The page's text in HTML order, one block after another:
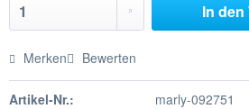
In den
Merken Bewerten
Artikel-Nr.: marly-092751